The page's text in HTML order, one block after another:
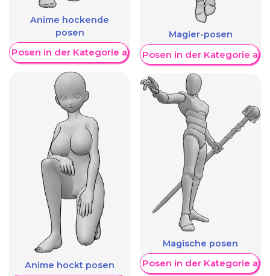
Anime hockende
posen
Posen in der Kategorie anzeigen
Anime hockt posen
Magier-posen
Weitere Posen in der Kategorie
Magische posen
Weitere Posen in der Kategorie